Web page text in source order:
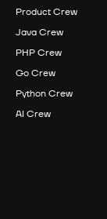
Product Crew
Java Crew
PHP Crew
Go Crew
Python Crew
AI Crew